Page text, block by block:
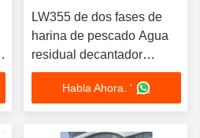
LW355 de dos fases de
harina de pescado Agua
residual decantador
Centrifugadora Separador
Duplex de acero
inoxidable PLC
automático
Habla Ahora. '